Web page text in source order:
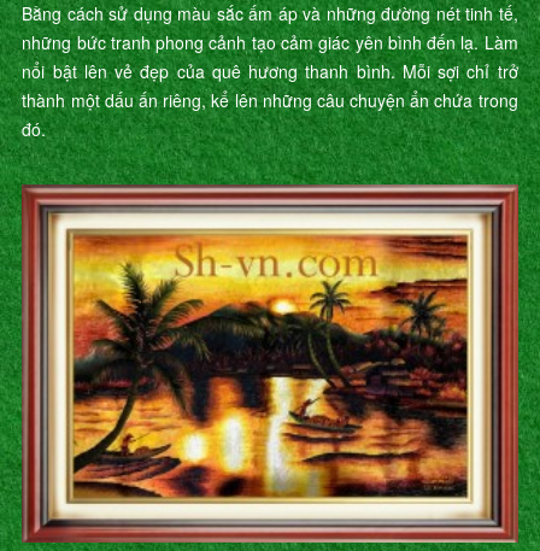
Bằng cách sử dụng màu sắc ấm áp và những đường nét tinh tế,
những bức tranh phong cảnh tạo cảm giác yên bình đến lạ. Làm
nổi bật lên vẻ đẹp của quê hương thanh bình. Mỗi sợi chỉ trở
thành một dấu ấn riêng, kể lên những câu chuyện ẩn chứa trong
đó.